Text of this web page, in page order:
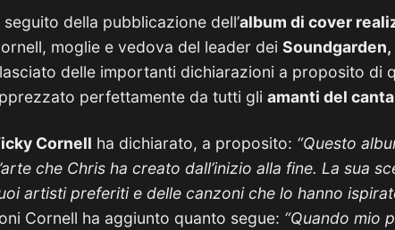
seguito della pubblicazione dell’album di cover
moglie e vedova del leader dei Soundgarden,
delle importanti dichiarazioni a proposito di
perfettamente da tutti gli amanti del
Cornell ha dichiarato, a proposito: “Questo
che Chris ha creato dall’inizio alla fine. La sua
artisti preferiti e delle canzoni che lo hanno
Cornell ha aggiunto quanto segue: “Quando mio